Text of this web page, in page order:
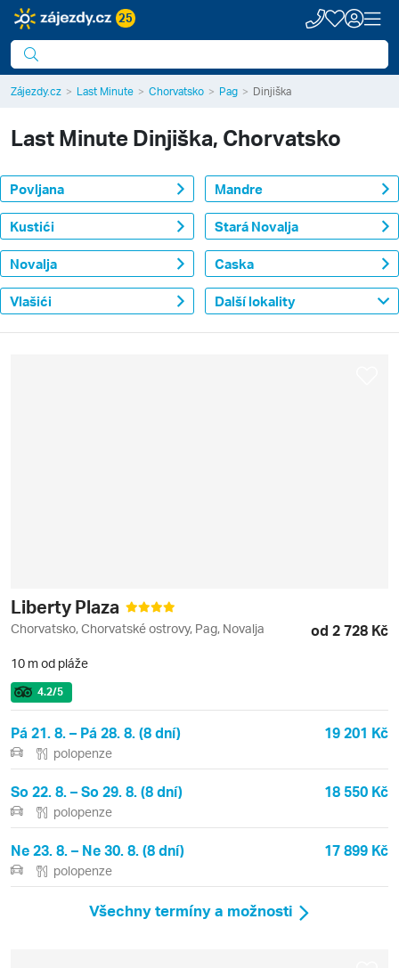
25
Zájezdy.cz Last Minute Chorvatsko Pag Dinjiška
Last MinuteDinjiška, Chorvatsko
Povljana Mandre
Kustići Stará Novalja
Novalja Caska
Vlašići Další lokality
Liberty Plaza
Chorvatsko, Chorvatské ostrovy, Pag, Novalja od 2 728 Kč
10 m od pláže
4.2/5
Pá 21. 8. – Pá 28. 8. (8 dní) 19 201 Kč
polopenze
So 22. 8. – So 29. 8. (8 dní) 18 550 Kč
polopenze
Ne 23. 8. – Ne 30. 8. (8 dní) 17 899 Kč
polopenze
Všechny termíny a možnosti